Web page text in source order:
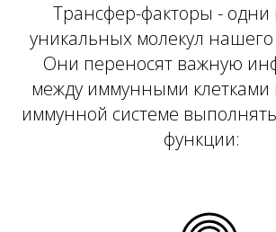
Трансфер-факторы - одни
уникальных молекул
Они переносят важную
между иммунными клетками
иммунной системе
функции: